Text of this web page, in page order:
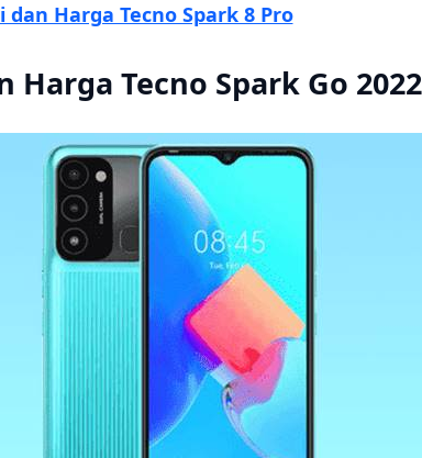
dan Harga Tecno Spark 8 Pro
Harga Tecno Spark Go 2022